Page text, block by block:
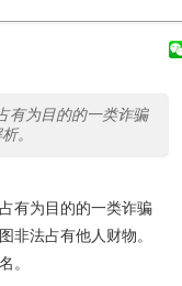
有为目的的一类诈骗
。
有为目的的一类诈骗
非法占有他人财物。
。